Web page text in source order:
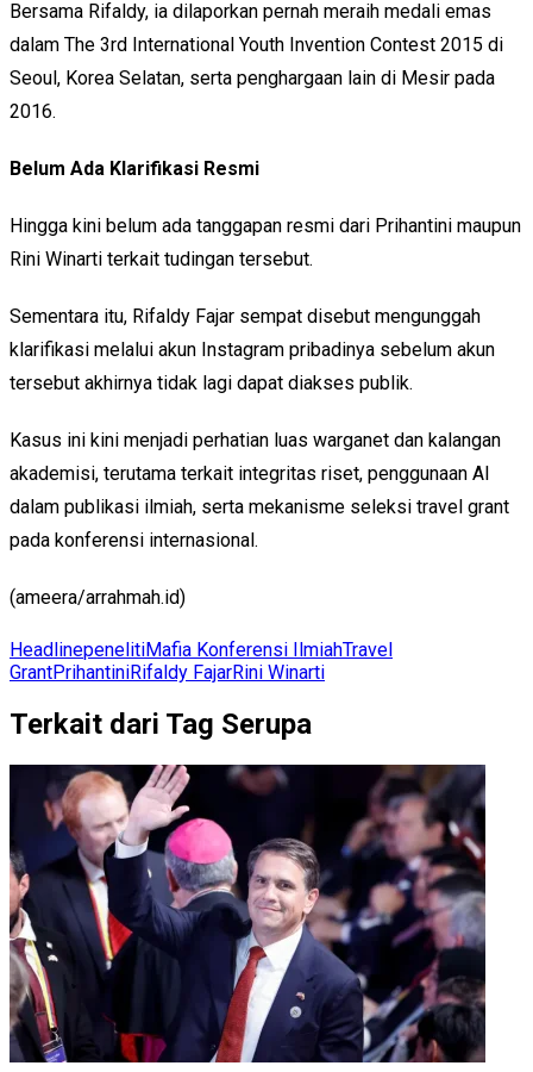
Bersama Rifaldy, ia dilaporkan pernah meraih medali emas
dalam The 3rd International Youth Invention Contest 2015 di
Seoul, Korea Selatan, serta penghargaan lain di Mesir pada
2016.
Belum Ada Klarifikasi Resmi
Hingga kini belum ada tanggapan resmi dari Prihantini maupun
Rini Winarti terkait tudingan tersebut.
Sementara itu, Rifaldy Fajar sempat disebut mengunggah
klarifikasi melalui akun Instagram pribadinya sebelum akun
tersebut akhirnya tidak lagi dapat diakses publik.
Kasus ini kini menjadi perhatian luas warganet dan kalangan
akademisi, terutama terkait integritas riset, penggunaan AI
dalam publikasi ilmiah, serta mekanisme seleksi travel grant
pada konferensi internasional.
(ameera/arrahmah.id)
HeadlinepenelitiMafia Konferensi IlmiahTravel
GrantPrihantiniRifaldy FajarRini Winarti
Terkait dari Tag Serupa